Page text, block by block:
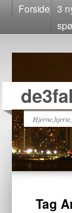
Forside 3
Tag